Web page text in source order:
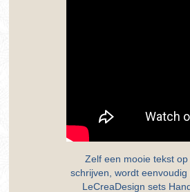
Zelf een mooie tekst
schrijven, wordt eenvoudig
LeCreaDesign sets